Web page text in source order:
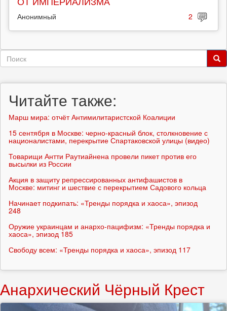
Анонимный 2
Форма
Читайте также:
Марш мира: отчёт Антимилитаристской Коалиции
15 сентября в Москве: черно-красный блок, столкновение с
националистами, перекрытие Спартаковской улицы (видео)
Товарищи Антти Раутиайнена провели пикет против его
высылки из России
Акция в защиту репрессированных антифашистов в
Москве: митинг и шествие с перекрытием Садового кольца
Начинает подкипать: «Тренды порядка и хаоса», эпизод
248
Оружие украинцам и анархо-пацифизм: «Тренды порядка и
хаоса», эпизод 185
Свободу всем: «Тренды порядка и хаоса», эпизод 117
Анархический Чёрный Крест